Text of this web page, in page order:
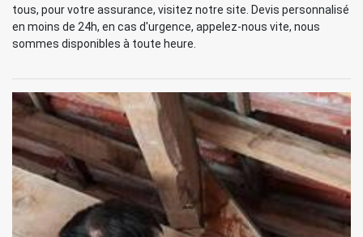
tous, pour votre assurance, visitez notre site. Devis personnalisé
en moins de 24h, en cas d'urgence, appelez-nous vite, nous
sommes disponibles à toute heure.